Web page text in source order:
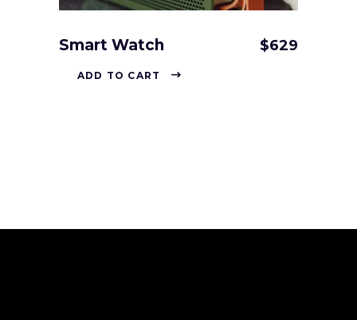
Smart Watch $629
ADD TO CART